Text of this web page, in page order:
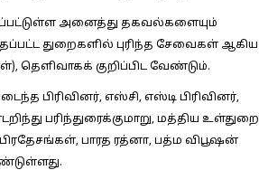
அனைத்து தகவல்களையும்
துறைகளில் புரிந்த சேவைகள் ஆகிய
தெளிவாகக் குறிப்பிட வேண்டும்.
பிரிவினர், எஸ்சி, எஸ்டி பிரிவினர்,
பரிந்துரைக்குமாறு, மத்திய உள்துறை
பாரத ரத்னா, பத்ம விபூஷன்